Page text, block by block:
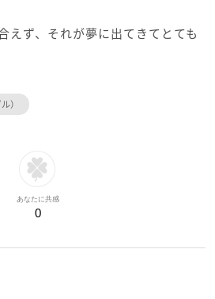
えず、それが夢に出てきてとても
）
あなたに共感
0